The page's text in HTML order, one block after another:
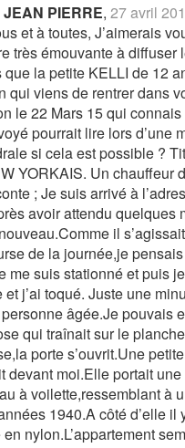
JEAN PIERRE,27 avril
et à toutes, J’aimerais
très émouvante à diffuser
que la petite KELLI de 12
qui viens de rentrer dans
le 22 Mars 15 qui
pourrait lire lors d’une
si cela est possible ?
YORKAIS. Un chauffeur
; Je suis arrivé à
avoir attendu quelques
il
de la journée,je
me suis stationné et puis
et j’ai toqué. Juste une
âgée.Je pouvais
qui traînait sur le
porte s’ouvrit.Une
devant moi.Elle portait
à voilette,ressemblant à
1940.A côté d’elle il
nylon.L’appartement